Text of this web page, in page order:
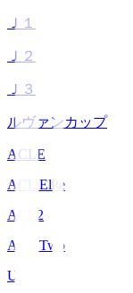
Ｊ１
Ｊ２
Ｊ３
ルヴァンカップ
ACLE
ACL Elite
ACL2
ACL Two
U-21